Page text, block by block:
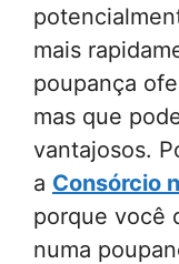
mais
poupança
mas que
vantajosos.
a Consórcio
porque você
numa